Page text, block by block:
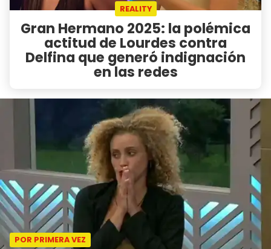
REALITY
Gran Hermano 2025: la polémica
actitud de Lourdes contra
Delfina que generó indignación
en las redes
POR PRIMERA VEZ